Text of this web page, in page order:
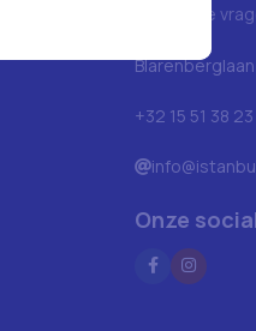
en andere
+32 15 51 38
Onze